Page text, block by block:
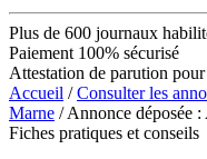
Plus de 600 journaux
Paiement 100% sécurisé
Attestation de parution
Accueil /Consulter les
Marne / Annonce déposée
Fiches pratiques et conseils